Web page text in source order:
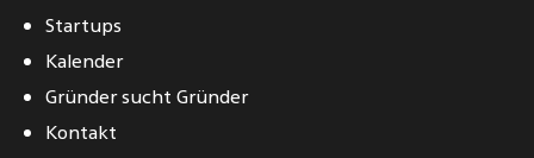
Startups
Kalender
Gründer sucht Gründer
Kontakt